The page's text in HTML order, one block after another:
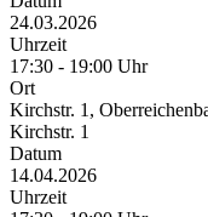
24.03.2026
Uhrzeit
17:30 - 19:00 Uhr
Ort
Kirchstr. 1,
Kirchstr. 1
Datum
14.04.2026
Uhrzeit